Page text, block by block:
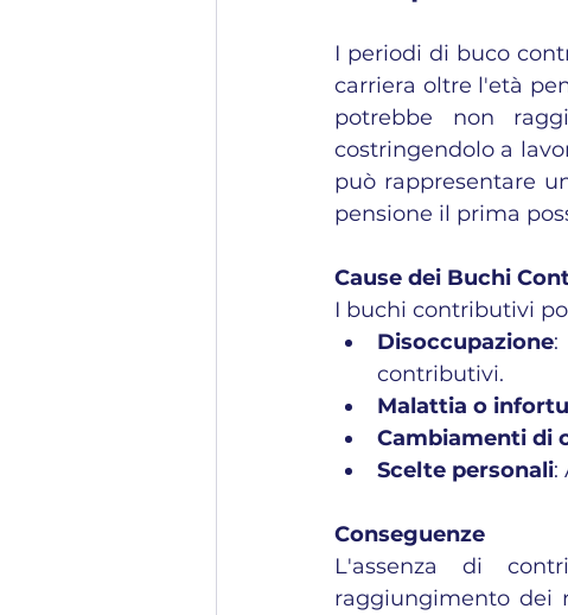
I periodi di buco
carriera oltre l'età
potrebbe non
costringendolo a
può rappresentare
pensione il prima
Cause dei Buchi
I buchi contributivi
Disoccupazione:
contributivi.
Malattia o
Cambiamenti di
Scelte personali:
Conseguenze
L'assenza di
raggiungimento dei